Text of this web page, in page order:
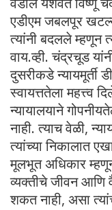
एडीएम जबलपूर
त्यांनी बदलले म्हणून
वाय.व्ही. चंद्रचूड
दुसरीकडे न्यायमूर्ती
स्वायत्ततेला महत्त्व
न्यायालयाने
नाही. त्याच वेळी,
त्यांच्या निकालात
मूलभूत अधिकार
व्यक्तीचे जीवन आणि
शकत नाही, असा